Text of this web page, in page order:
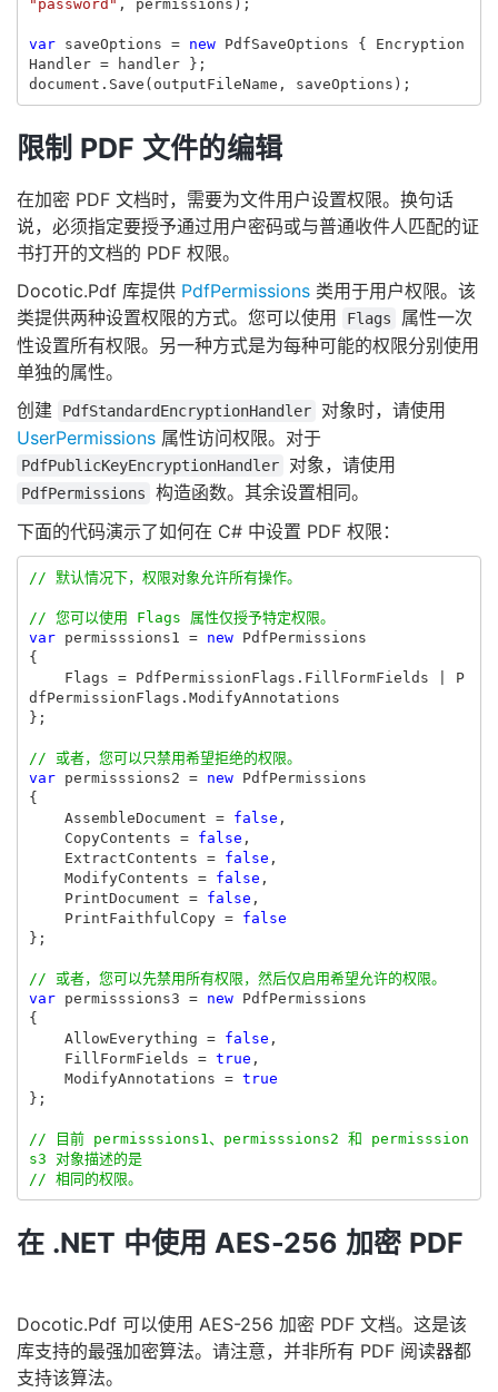
"password" , permissions );
var saveOptions = new PdfSaveOptions {
Encryption
Handler = handler
};
document . Save ( outputFileName , saveOptions );
限制 PDF 文件的编辑
在加密 PDF 文档时，需要为文件用户设置权限。换句话
说，必须指定要授予通过用户密码或与普通收件人匹配的证
书打开的文档的 PDF 权限。
Docotic.Pdf 库提供 PdfPermissions 类用于用户权限。该
类提供两种设置权限的方式。您可以使用
Flags
属性一次
性设置所有权限。另一种方式是为每种可能的权限分别使用
单独的属性。
创建
PdfStandardEncryptionHandler
对象时，请使用
UserPermissions 属性访问权限。对于
PdfPublicKeyEncryptionHandler 对象，请使用
PdfPermissions
构造函数。其余设置相同。
下面的代码演示了如何在 C# 中设置 PDF 权限：
// 默认情况下，权限对象允许所有操作。
// 您可以使用 Flags 属性仅授予特定权限。
var
permisssions1 = new
PdfPermissions
{
Flags = PdfPermissionFlags . FillFormFields
P
dfPermissionFlags . ModifyAnnotations
};
// 或者，您可以只禁用希望拒绝的权限。
var
permisssions2 = new
PdfPermissions
{
AssembleDocument = false ,
CopyContents = false ,
ExtractContents = false ,
ModifyContents = false ,
PrintDocument = false ,
PrintFaithfulCopy =
false
};
// 或者，您可以先禁用所有权限，然后仅启用希望允许的权限。
var
permisssions3 = new
PdfPermissions
{
AllowEverything = false ,
FillFormFields = true ,
ModifyAnnotations = true
};
// 目前 permisssions1、permisssions2 和 permisssion
s3 对象描述的是
// 相同的权限。
在 .NET 中使用 AES-256 加密 PDF
Docotic.Pdf 可以使用 AES-256 加密 PDF 文档。这是该
库支持的最强加密算法。请注意，并非所有 PDF 阅读器都
支持该算法。